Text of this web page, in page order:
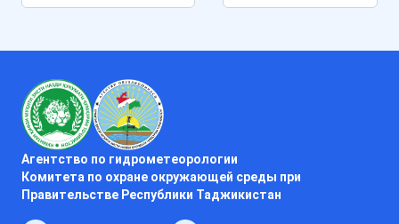
Агентство по гидрометеорологии
Комитета по охране окружающей среды при
Правительстве Республики Таджикистан